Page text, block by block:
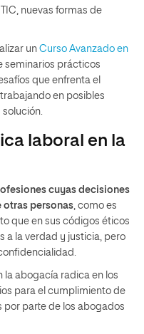
nuevas formas de
un Curso Avanzado en
seminarios prácticos
que enfrenta el
en posibles
laboral en la
cuyas decisiones
otras personas, como es
que en sus códigos éticos
a la verdad y justicia, pero
la abogacía radica en los
para el cumplimiento de
parte de los abogados